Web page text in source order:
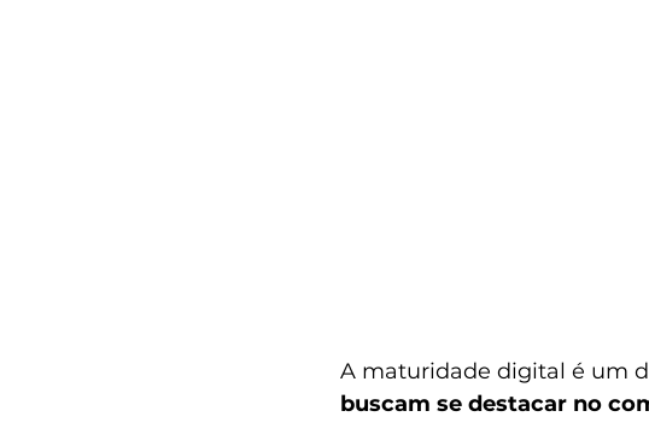
A maturidade digital é um
buscam se destacar no